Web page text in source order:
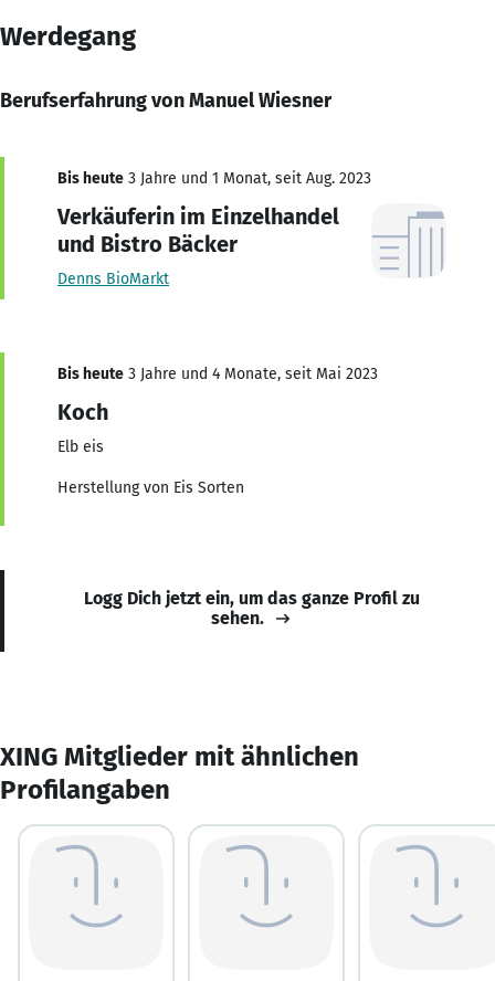
Werdegang
Berufserfahrung von Manuel Wiesner
Bis heute 3 Jahre und 1 Monat, seit Aug. 2023
Verkäuferin im Einzelhandel
und Bistro Bäcker
Denns BioMarkt
Bis heute 3 Jahre und 4 Monate, seit Mai 2023
Koch
Elb eis
Herstellung von Eis Sorten
Logg Dich jetzt ein, um das ganze Profil zu
sehen.
XING Mitglieder mit ähnlichen
Profilangaben